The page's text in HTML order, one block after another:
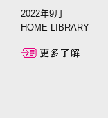
2022年9月
HOME LIBRARY